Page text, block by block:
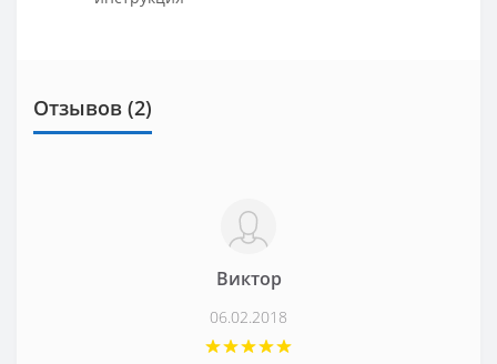
Отзывов (2)
Виктор
06.02.2018